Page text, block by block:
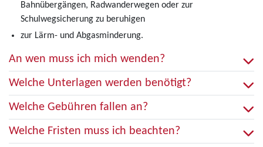
Bahnübergängen, Radwanderwegen oder zur
Schulwegsicherung zu beruhigen
zur Lärm- und Abgasminderung.
An wen muss ich mich wenden?
Welche Unterlagen werden benötigt?
Welche Gebühren fallen an?
Welche Fristen muss ich beachten?